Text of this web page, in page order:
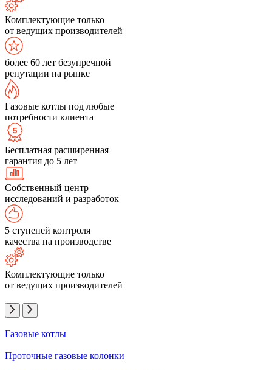
Комплектующие только
от ведущих производителей
более 60 лет безупречной
репутации на рынке
Газовые котлы под любые
потребности клиента
Бесплатная расширенная
гарантия до 5 лет
Собственный центр
исследований и разработок
5 ступеней контроля
качества на производстве
Комплектующие только
от ведущих производителей
Газовые котлы
Проточные газовые колонки